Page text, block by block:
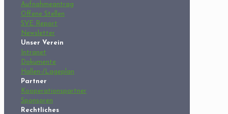
Aufnahmeantrag
Offene Stellen
SVE Report
Newsletter
Unser Verein
Intranet
Dokumente
Hallen-/Lageplan
Partner
Kooperationspartner
Sponsoren
Rechtliches